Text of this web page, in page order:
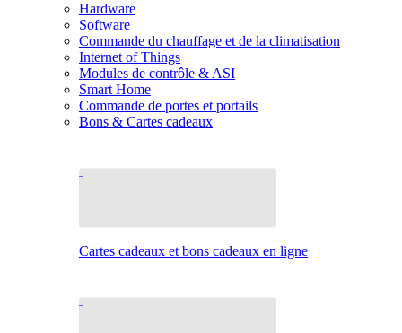
Hardware
Software
Commande du chauffage et de la climatisation
Internet of Things
Modules de contrôle & ASI
Smart Home
Commande de portes et portails
Bons & Cartes cadeaux
Cartes cadeaux et bons cadeaux en ligne